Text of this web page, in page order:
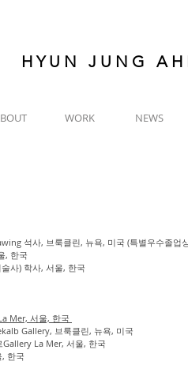
HYUN JUNG
WORK NEWS
석사, 브룩클린, 뉴욕, 미국 (특별우수졸업
, 한국
사) 학사, 서울, 한국
Mer, 서울, 한국
Gallery, 브룩클린, 뉴욕, 미국
Gallery La Mer, 서울, 한국
한국